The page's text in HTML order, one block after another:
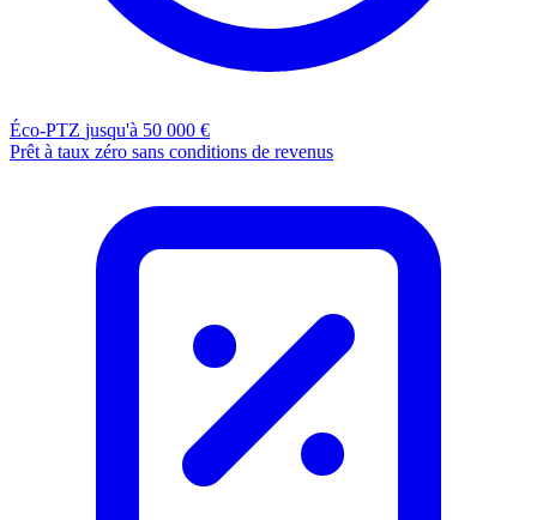
Éco-PTZ jusqu'à 50 000 €
Prêt à taux zéro sans conditions de revenus